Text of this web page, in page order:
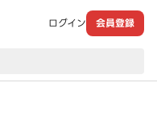
ログイン 会員登録